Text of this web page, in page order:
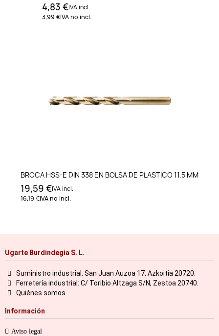
4,83 €IVA incl.
3,99 €IVA no incl.
BROCA HSS-E DIN 338 EN BOLSA DE PLASTICO 11.5 MM
19,59 €IVA incl.
16,19 €IVA no incl.
Ugarte Burdindegia S. L.
Suministro industrial: San Juan Auzoa 17, Azkoitia 20720.
Ferretería industrial: C/ Toribio Altzaga S/N, Zestoa 20740.
Quiénes somos
Información
Aviso legal